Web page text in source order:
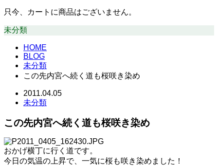
只今、カートに商品はございません。
未分類
HOME
BLOG
未分類
この先内宮へ続く道も桜咲き染め
2011.04.05
未分類
この先内宮へ続く道も桜咲き染め
おかげ横丁に行く道です。
今日の気温の上昇で、一気に桜も咲き染めました！